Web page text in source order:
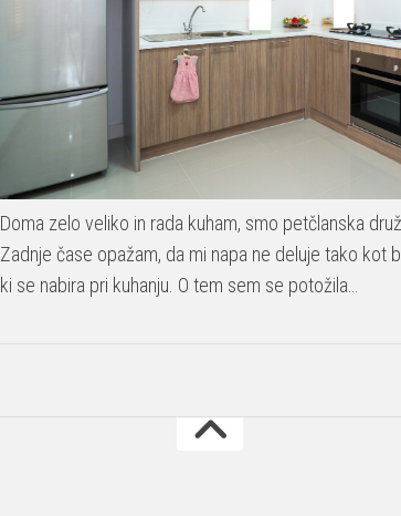
Doma zelo veliko in rada kuham, smo petčlanska
Zadnje čase opažam, da mi napa ne deluje tako kot
ki se nabira pri kuhanju. O tem sem se potožila…